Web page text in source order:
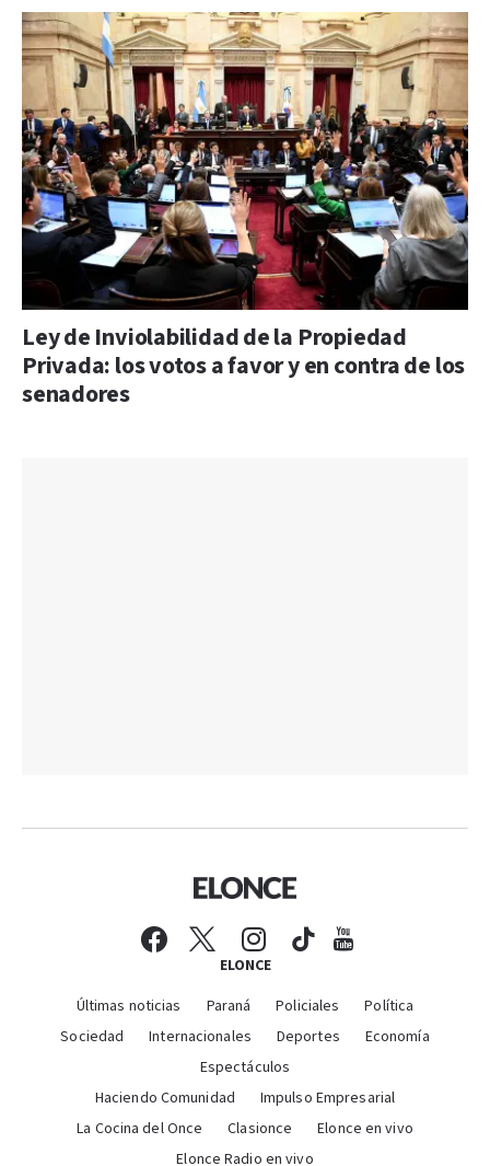
Ley de Inviolabilidad de la Propiedad
Privada: los votos a favor y en contra de los
senadores
ELONCE
Últimas noticias Paraná Policiales
Política
Sociedad
Internacionales Deportes
Economía
Espectáculos
Haciendo Comunidad
Impulso Empresarial
La Cocina del Once
Clasionce
Elonce en vivo
Elonce Radio en vivo